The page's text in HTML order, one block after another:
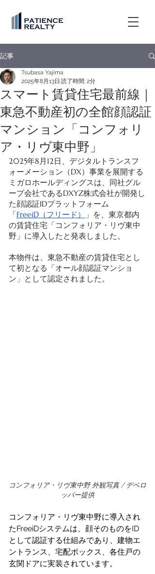
記事
スマート賃貸住宅最前線｜
東急不動産初の全館顔認証
マンション「コンフォリ
ア・リヴ東中野」
Tsubasa Yajima
2025年8月13日 読了時間: 2分
2025年8月12日、デジタルトランスフ
ォーメーション（DX）事業を展開する
ミガロホールディングスは、同社グル
ープ会社であるDXYZ株式会社が開発し
た顔認証IDプラットフォーム
「FreeiD（フリード）
」を、東京都内
の賃貸住宅「コンフォリア・リヴ東中
野」に導入したと発表しました。
本物件は、東急不動産の賃貸住宅とし
て初となる「オール顔認証マンショ
ン」として認定されました。
コンフォリア・リヴ東中野 外観写真 / デベロ
ッパー提供
コンフォリア・リヴ東中野に導入され
たFreeiDシステムは、顔そのものをID
として認証する仕組みであり、建物エ
ントランス、宅配ボックス、各住戸の
玄関ドアに実装されています。